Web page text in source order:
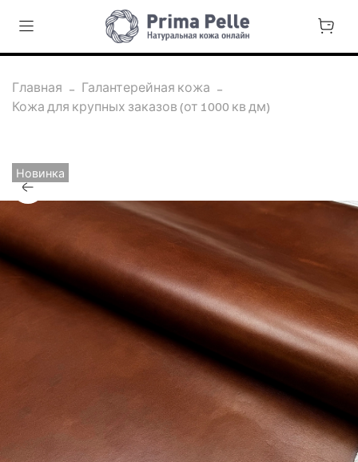
Главная
Галантерейная кожа
Кожа для крупных заказов (от 1000 кв дм)
Новинка